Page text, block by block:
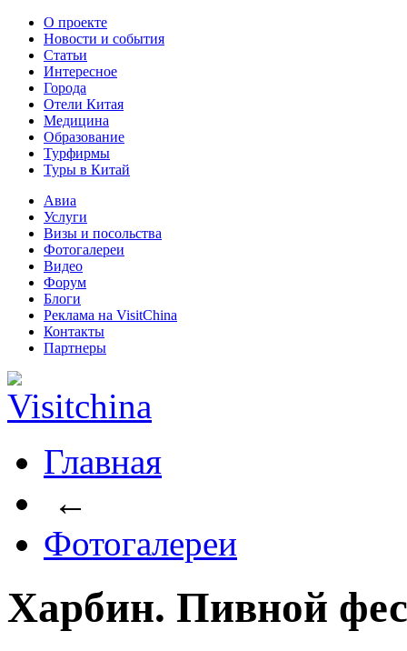
О проекте
Новости и события
Статьи
Интересное
Города
Отели Китая
Медицина
Образование
Турфирмы
Туры в Китай
Авиа
Услуги
Визы и посольства
Фотогалереи
Видео
Форум
Блоги
Реклама на VisitChina
Контакты
Партнеры
Главная
←
Фотогалереи
Харбин. Пивной